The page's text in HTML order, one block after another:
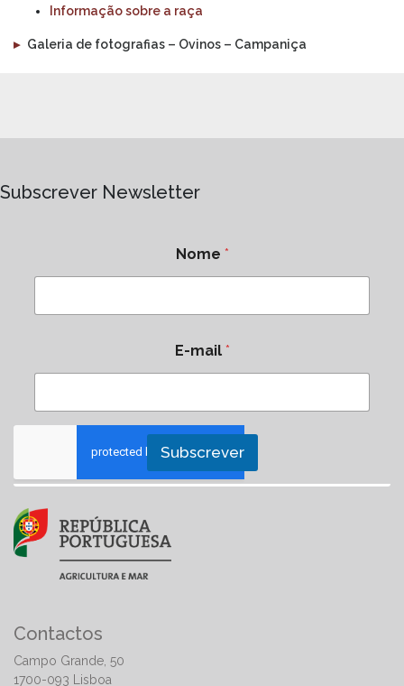
Informação sobre a raça
▸ Galeria de fotografias – Ovinos – Campaniça
Subscrever Newsletter
Nome *
E-mail *
Subscrever
Contactos
Campo Grande, 50
1700-093 Lisboa